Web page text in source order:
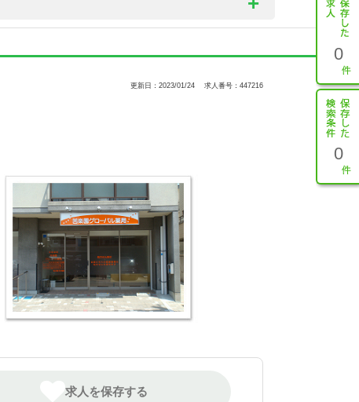
0
0
更新日：2023/01/24 求人番号：447216
求人を保存する